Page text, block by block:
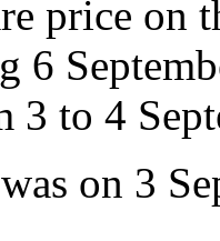
price
6
3 to 4
on 3